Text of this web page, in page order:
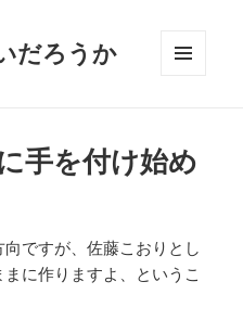
だろうか
手を付け始め
ですが、佐藤こおりとし
に作りますよ、というこ